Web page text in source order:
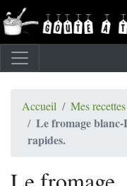
Accueil Mes
Le fromage blanc-
rapides.